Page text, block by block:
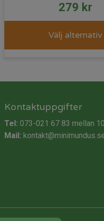
279 kr
Välj alternativ
Kontaktuppgifter
Tel: 073-021 67 83 mellan
Mail: